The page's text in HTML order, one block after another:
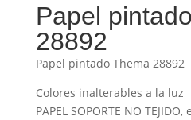
Papel
28892
Papel pintado Thema 28892
Colores inalterables a la luz
PAPEL SOPORTE NO